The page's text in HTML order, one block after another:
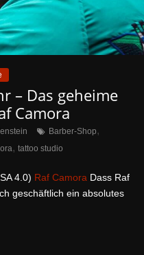
– Das geheime
Camora
Barber-Shop,
, tattoo studio
4.0) Raf Camora Dass Raf
geschäftlich ein absolutes